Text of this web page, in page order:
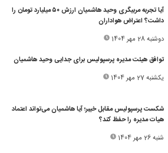
آیا تجربه مربیگری وحید هاشمیان ارزش ۵۰ میلیارد تومان را
داشت؟ اعتراض هواداران
دوشنبه 28 مهر 1404
توافق هیئت مدیره پرسپولیس برای جدایی وحید هاشمیان
یکشنبه 27 مهر 1404
شکست پرسپولیس مقابل خیبر؛ آیا هاشمیان می‌تواند اعتماد
هیات مدیره را حفظ کند؟
شنبه 26 مهر 1404